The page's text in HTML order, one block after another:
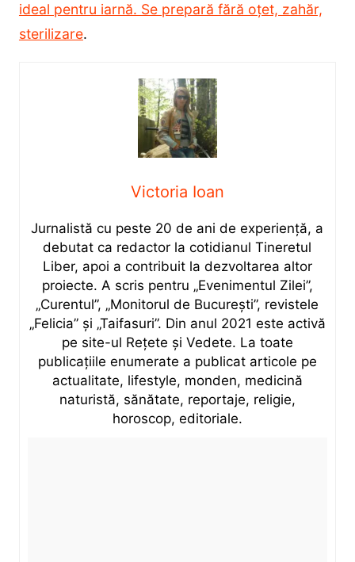
ideal pentru iarnă. Se prepară fără oțet, zahăr,
sterilizare.
Victoria Ioan
Jurnalistă cu peste 20 de ani de experiență, a
debutat ca redactor la cotidianul Tineretul
Liber, apoi a contribuit la dezvoltarea altor
proiecte. A scris pentru „Evenimentul Zilei”,
„Curentul”, „Monitorul de București”, revistele
„Felicia” și „Taifasuri”. Din anul 2021 este activă
pe site-ul Rețete și Vedete. La toate
publicațiile enumerate a publicat articole pe
actualitate, lifestyle, monden, medicină
naturistă, sănătate, reportaje, religie,
horoscop, editoriale.